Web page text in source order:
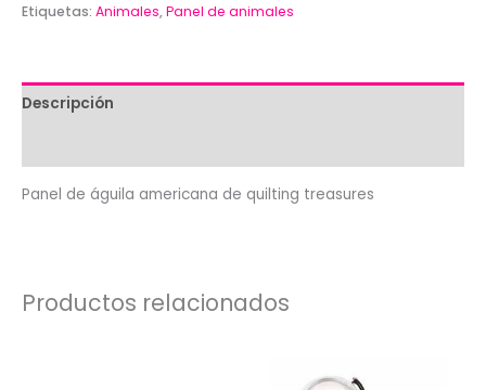
de
cantidad
Etiquetas: Animales,Panel de animales
Descripción
Panel de águila americana de quilting treasures
Productos relacionados